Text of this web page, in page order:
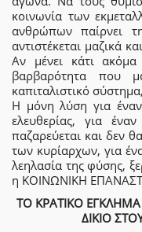
κοινωνία των
ανθρώπων παίρνει
αντιστέκεται μαζικά
Αν μένει κάτι
βαρβαρότητα που
καπιταλιστικό
Η μόνη λύση για έναν
ελευθερίας, για
παζαρεύεται και δεν
των κυρίαρχων, για
λεηλασία της φύσης,
η ΚΟΙΝΩΝΙΚΗ
ΤΟ ΚΡΑΤΙΚΟ
ΔΙΚΙΟ